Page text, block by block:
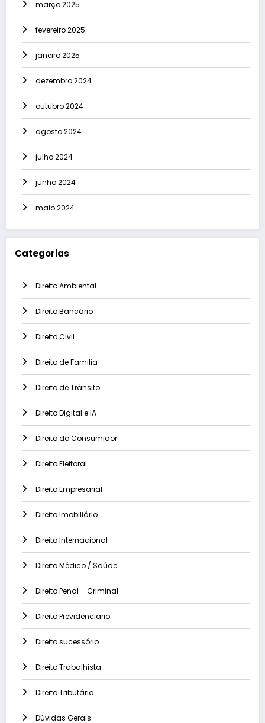
março 2025
fevereiro 2025
janeiro 2025
dezembro 2024
outubro 2024
agosto 2024
julho 2024
junho 2024
maio 2024
Categorias
Direito Ambiental
Direito Bancário
Direito Civil
Direito de Familia
Direito de Trânsito
Direito Digital e IA
Direito do Consumidor
Direito Eleitoral
Direito Empresarial
Direito Imobiliário
Direito Internacional
Direito Médico / Saúde
Direito Penal – Criminal
Direito Previdenciário
Direito sucessório
Direito Trabalhista
Direito Tributário
Dúvidas Gerais